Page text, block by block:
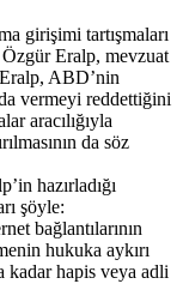
girişimi tartışmaları
Eralp, mevzuat
Eralp, ABD’nin
vermeyi reddettiğini
aracılığıyla
da söz
hazırladığı
şöyle:
bağlantılarının
hukuka aykırı
kadar hapis veya adli